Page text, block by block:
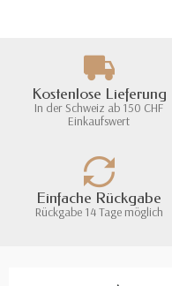
Kostenlose Lieferung
In der Schweiz ab 150 CHF
Einkaufswert
Einfache Rückgabe
Rückgabe 14 Tage möglich